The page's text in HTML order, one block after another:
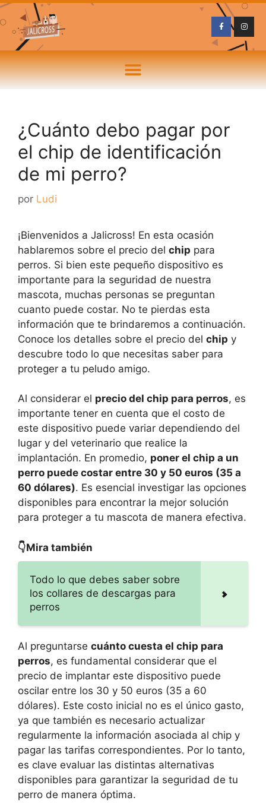
¿Cuánto debo pagar por
el chip de identificación
de mi perro?
por Ludi
¡Bienvenidos a Jalicross! En esta ocasión
hablaremos sobre el precio del chip para
perros. Si bien este pequeño dispositivo es
importante para la seguridad de nuestra
mascota, muchas personas se preguntan
cuanto puede costar. No te pierdas esta
información que te brindaremos a continuación.
Conoce los detalles sobre el precio del chip y
descubre todo lo que necesitas saber para
proteger a tu peludo amigo.
Al considerar el precio del chip para perros, es
importante tener en cuenta que el costo de
este dispositivo puede variar dependiendo del
lugar y del veterinario que realice la
implantación. En promedio, poner el chip a un
perro puede costar entre 30 y 50 euros (35 a
60 dólares). Es esencial investigar las opciones
disponibles para encontrar la mejor solución
para proteger a tu mascota de manera efectiva.
👇Mira también
Todo lo que debes saber sobre
los collares de descargas para
perros
Al preguntarse cuánto cuesta el chip para
perros, es fundamental considerar que el
precio de implantar este dispositivo puede
oscilar entre los 30 y 50 euros (35 a 60
dólares). Este costo inicial no es el único gasto,
ya que también es necesario actualizar
regularmente la información asociada al chip y
pagar las tarifas correspondientes. Por lo tanto,
es clave evaluar las distintas alternativas
disponibles para garantizar la seguridad de tu
perro de manera óptima.